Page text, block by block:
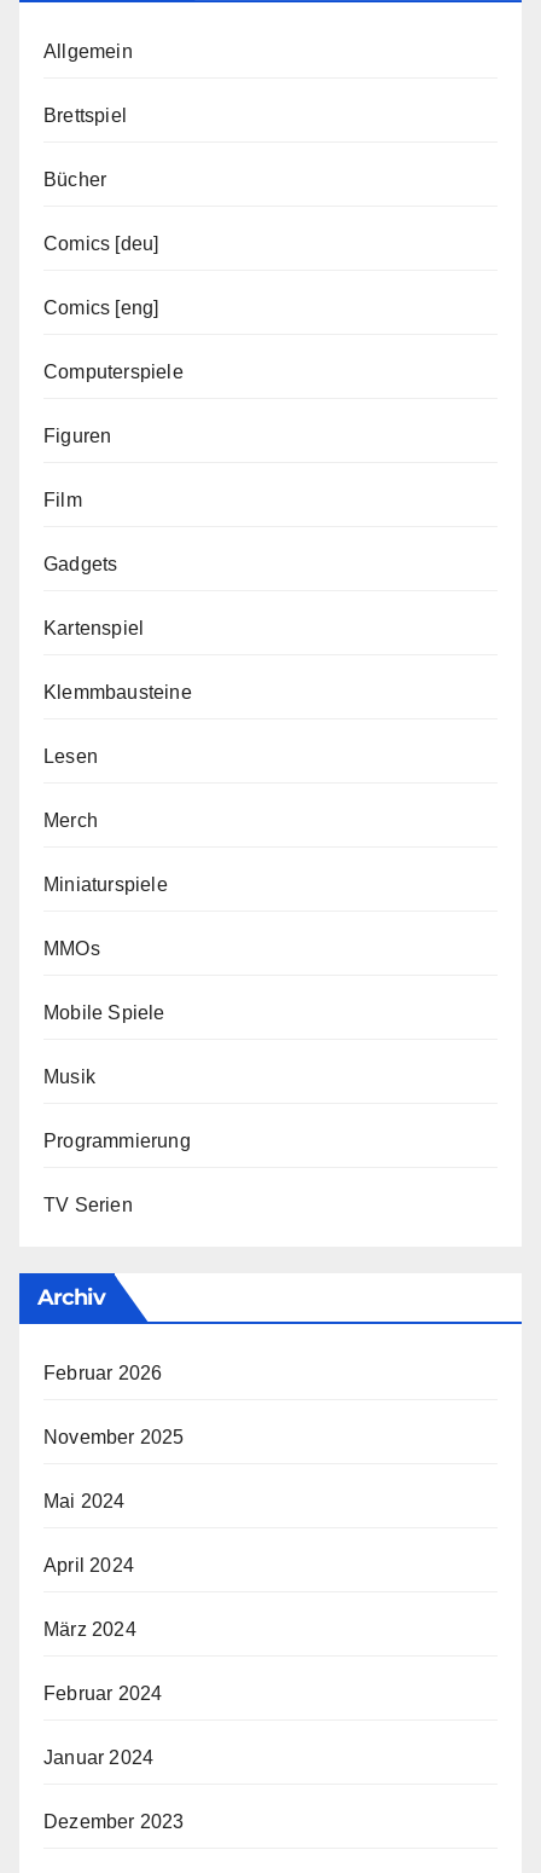
Allgemein
Brettspiel
Bücher
Comics [deu]
Comics [eng]
Computerspiele
Figuren
Film
Gadgets
Kartenspiel
Klemmbausteine
Lesen
Merch
Miniaturspiele
MMOs
Mobile Spiele
Musik
Programmierung
TV Serien
Archiv
Februar 2026
November 2025
Mai 2024
April 2024
März 2024
Februar 2024
Januar 2024
Dezember 2023